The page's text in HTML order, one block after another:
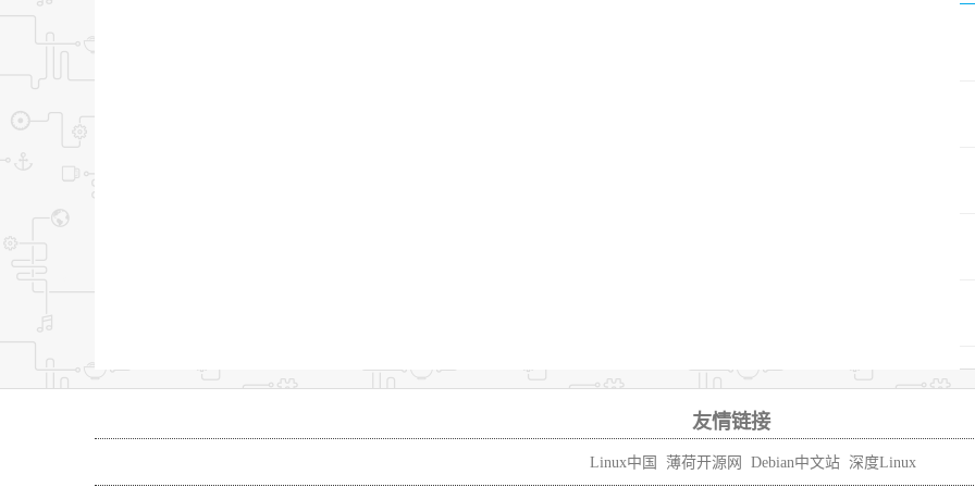
友情链接
Linux中国 薄荷开源网 Debian中文站 深度Linux